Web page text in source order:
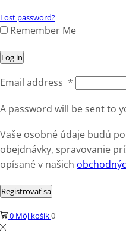
Lost password?
Remember Me
Log in
Email address *
A password will be sent to
Vaše osobné údaje budú
obejdnávky, spravovanie
opísané v našich
Registrovať sa
0 Môj košík0